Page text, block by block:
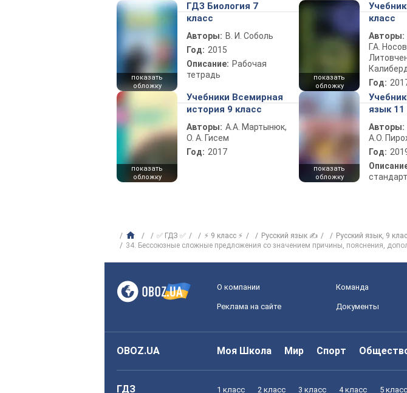
показать
обложку
ГДЗ Биология 7
класс
Авторы: В. И. Соболь
Год: 2015
Описание: Рабочая
тетрадь
показать
обложку
класс
Авторы:
Г.А.
Год:
показать
обложку
Учебники Всемирная
история 9 класс
Авторы: А.А. Мартынюк,
О. А. Гисем
Год: 2017
показать
обложку
язык 11
Авторы:
А.О.
Год:
✅ ГДЗ ✅ ⚡ 9 класс ⚡ Русский язык ✍ Русский язык, 9
34. Бессоюзные сложные предложения со значением причины, пояснения,
О компании Команда
Реклама на сайте Документы
OBOZ.UA Моя Школа Мир Спорт
ГДЗ 1 класс 2 класс 3 класс 4 класс 5 класс